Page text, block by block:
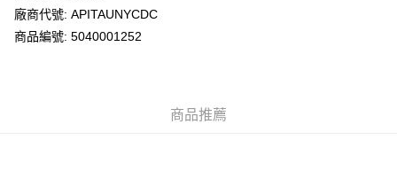
送貨方式
廠商代號: APITAUNYCDC
商品編號: 5040001252
商品推薦